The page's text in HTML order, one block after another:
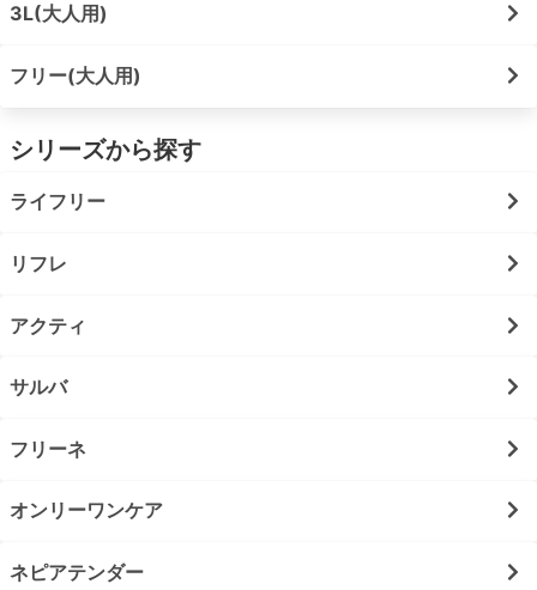
3L(大人用)
フリー(大人用)
シリーズから探す
ライフリー
リフレ
アクティ
サルバ
フリーネ
オンリーワンケア
ネピアテンダー